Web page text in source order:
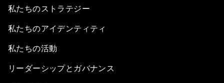
私たちのストラテジー
私たちのアイデンティティ
私たちの活動
リーダーシップとガバナンス